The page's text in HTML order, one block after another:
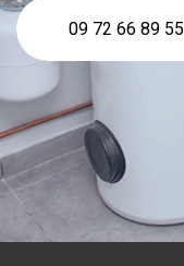
09 72 66 89 55